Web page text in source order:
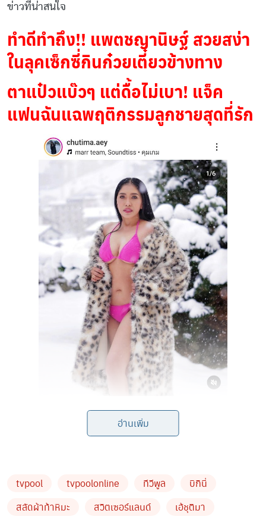
ข่าวที่น่าสนใจ
ทำดีทำถึง!! แพตชญานิษฐ์ สวยสง่า
ในลุคเซ็กซี่กินก๋วยเตี๋ยวข้างทาง
ตาแป๋วแบ๊วๆ แต่ดื้อไม่เบา! แจ็ค
แฟนฉันแฉพฤติกรรมลูกชายสุดที่รัก
ที่ประเทศสวิตเซอร์แลนด์ และไม่พลาดที่จะอวดภาพสวยๆ
ให้แฟนๆ ได้ชมกันผ่านโซเชียลมีเดีย แต่ที่ทำเอาแฟนๆ ต่าง
อ่านเพิ่ม
tvpool tvpoolonline ทีวีพูล
บิกินี่
สลัดผ้าท้าหิมะ
สวิตเซอร์แลนด์ เอ้ชุติมา